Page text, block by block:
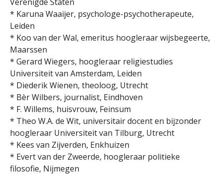
* Karuna Waaijer, psychologe-psychotherapeute,
Leiden
* Koo van der Wal, emeritus hoogleraar wijsbegeerte,
Maarssen
* Gerard Wiegers, hoogleraar religiestudies
Universiteit van Amsterdam, Leiden
* Diederik Wienen, theoloog, Utrecht
* Bèr Wilbers, journalist, Eindhoven
* F. Willems, huisvrouw, Feinsum
* Theo W.A. de Wit, universitair docent en bijzonder
hoogleraar Universiteit van Tilburg, Utrecht
* Kees van Zijverden, Enkhuizen
* Evert van der Zweerde, hoogleraar politieke
filosofie, Nijmegen